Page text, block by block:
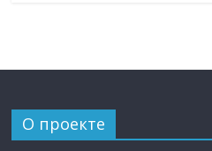
О проекте